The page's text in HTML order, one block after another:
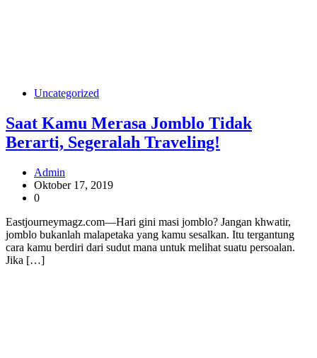
Uncategorized
Saat Kamu Merasa Jomblo Tidak
Berarti, Segeralah Traveling!
Admin
Oktober 17, 2019
0
Eastjourneymagz.com—Hari gini masi jomblo? Jangan khwatir,
jomblo bukanlah malapetaka yang kamu sesalkan. Itu tergantung
cara kamu berdiri dari sudut mana untuk melihat suatu persoalan.
Jika […]